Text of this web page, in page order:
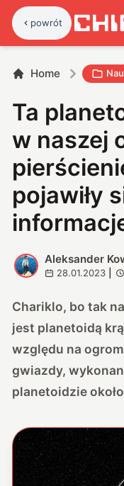
powrót
Home
Ta
w naszej
pojawiły
A
Aleksander
28.01.2023
Chariklo, bo tak
jest planetoidą
względu na
gwiazdy,
planetoidzie